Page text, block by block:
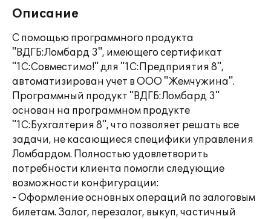
Описание
С помощью программного продукта
"ВДГБ:Ломбард 3", имеющего сертификат
"1С:Совместимо!" для "1С:Предприятия 8",
автоматизирован учет в ООО "Жемчужина".
Программный продукт "ВДГБ:Ломбард 3"
основан на программном продукте
"1С:Бухгалтерия 8", что позволяет решать все
задачи, не касающиеся специфики управления
Ломбардом. Полностью удовлетворить
потребности клиента помогли следующие
возможности конфигурации:
- Оформление основных операций по залоговым
билетам. Залог, перезалог, выкуп, частичный